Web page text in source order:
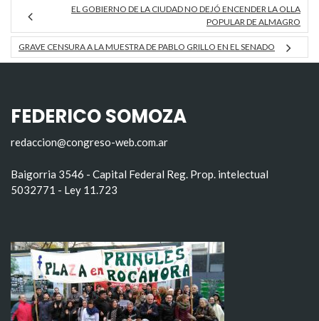
EL GOBIERNO DE LA CIUDAD NO DEJÓ ENCENDER LA OLLA
POPULAR DE ALMAGRO
GRAVE CENSURA A LA MUESTRA DE PABLO GRILLO EN EL SENADO
FEDERICO SOMOZA
redaccion@congreso-web.com.ar
Baigorria 3546 - Capital Federal Reg. Prop. intelectual
5032771 - Ley 11.723